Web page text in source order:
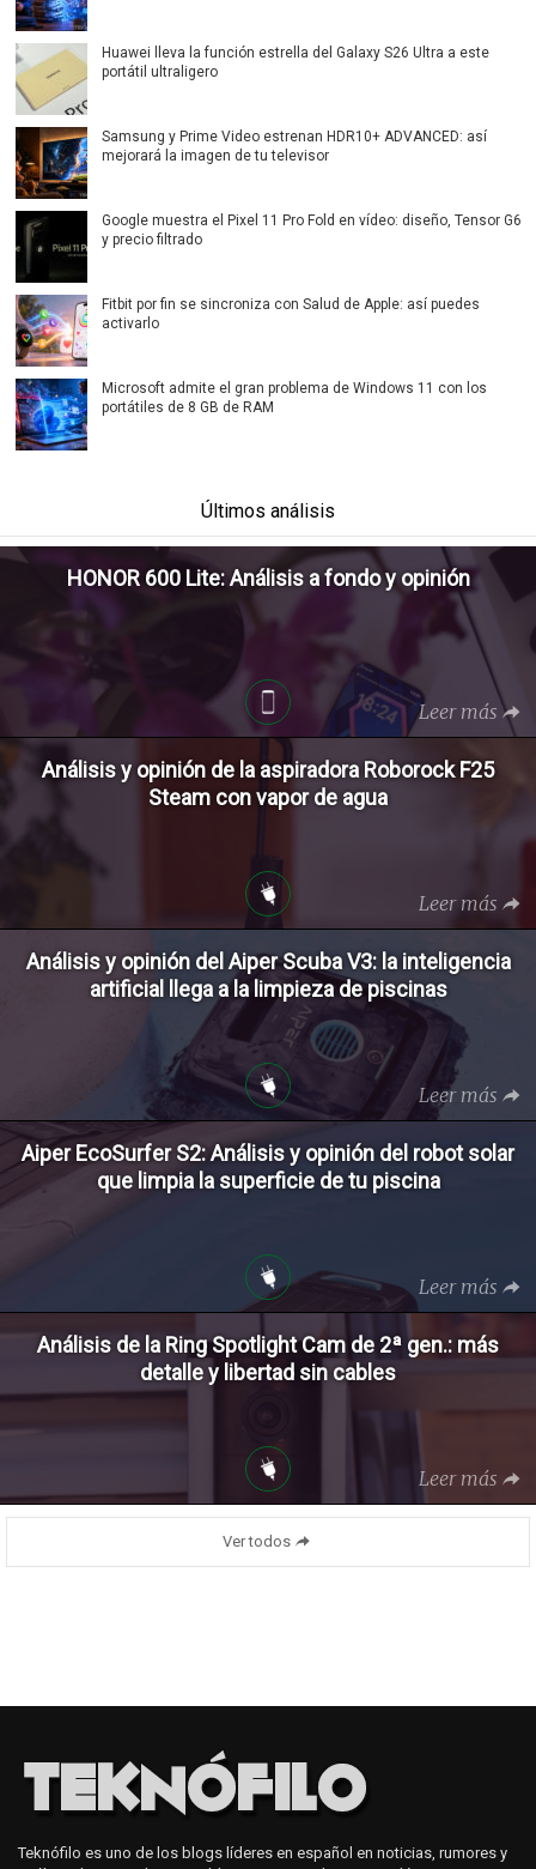
Huawei lleva la función estrella del Galaxy S26 Ultra a este
portátil ultraligero
Samsung y Prime Video estrenan HDR10+ ADVANCED: así
mejorará la imagen de tu televisor
Google muestra el Pixel 11 Pro Fold en vídeo: diseño, Tensor G6
y precio filtrado
Fitbit por fin se sincroniza con Salud de Apple: así puedes
activarlo
Microsoft admite el gran problema de Windows 11 con los
portátiles de 8 GB de RAM
Últimos análisis
HONOR 600 Lite: Análisis a fondo y opinión
Leer más
Análisis y opinión de la aspiradora Roborock F25
Steam con vapor de agua
Leer más
Análisis y opinión del Aiper Scuba V3: la inteligencia
artificial llega a la limpieza de piscinas
Leer más
Aiper EcoSurfer S2: Análisis y opinión del robot solar
que limpia la superficie de tu piscina
Leer más
Análisis de la Ring Spotlight Cam de 2ª gen.: más
detalle y libertad sin cables
Leer más
Ver todos
Teknófilo es uno de los blogs líderes en español en noticias, rumores y